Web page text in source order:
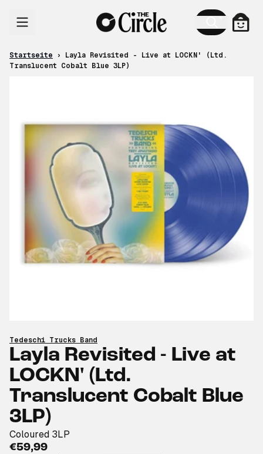
Startseite ›
Layla Revisited - Live at LOCKN' (Ltd.
Translucent Cobalt Blue 3LP)
Tedeschi Trucks Band
Layla Revisited - Live at
LOCKN' (Ltd.
Translucent Cobalt Blue
3LP)
Coloured 3LP
€59,99